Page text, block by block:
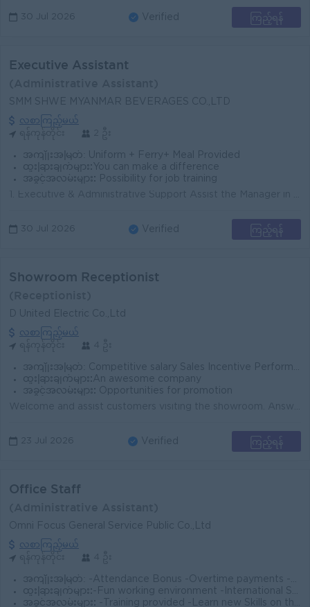
30 Jul 2026 Verified ကြည့်ရန်
Executive Assistant
SMM SHWE MYANMAR BEVERAGES CO.,LTD
လစာကြည့်မယ်
အကျိုးအမြတ်: Uniform + Ferry+ Meal Provided
ထူးခြားချက်များ: You can make a difference
အခွင့်အလမ်းများ:
Possibility for job training
30 Jul 2026 Verified ကြည့်ရန်
Showroom Receptionist
D United Electric Co.,Ltd
လစာကြည့်မယ်
အကျိုးအမြတ်: Competitive salary Sales Incentive Performance bonus Training and career development opportunities Friendly and professional working environmen
ထူးခြားချက်များ: An awesome company
အခွင့်အလမ်းများ: Opportunities for promotion
23 Jul 2026 Verified ကြည့်ရန်
Office Staff
Omni Focus General Service Public Co.,Ltd
လစာကြည့်မယ်
အကျိုးအမြတ်: -Attendance Bonus -Overtime payments -Rewards for over performance
ထူးခြားချက်များ: -Fun working environment -International Standards -Make a difference -Join an experienced team
အခွင့်အလမ်းများ:
-Training provided -Learn new Skills on the job -Promotion opportunities -Management potential